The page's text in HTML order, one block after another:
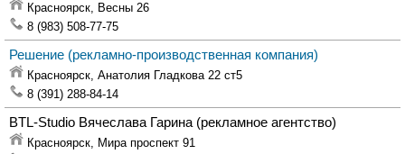
Красноярск, Весны 26
8 (983) 508-77-75
Решение (рекламно-производственная компания)
Красноярск, Анатолия Гладкова 22 ст5
8 (391) 288-84-14
BTL-Studio Вячеслава Гарина (рекламное агентство)
Красноярск, Мира проспект 91